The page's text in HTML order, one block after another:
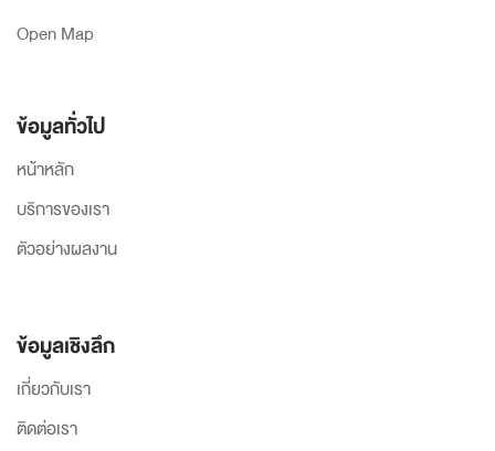
Open Map
ข้อมูลทั่วไป
หน้าหลัก
บริการของเรา
ตัวอย่างผลงาน
ข้อมูลเชิงลึก
เกี่ยวกับเรา
ติดต่อเรา